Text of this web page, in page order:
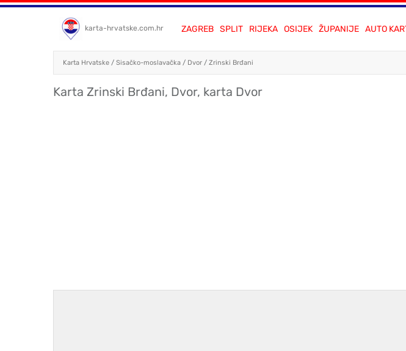
karta-hrvatske.com.hr ZAGREB SPLIT RIJEKA OSIJEK ŽUPANIJE AUTO
Karta Hrvatske / Sisačko-moslavačka / Dvor / Zrinski Brđani
Karta Zrinski Brđani, Dvor, karta Dvor